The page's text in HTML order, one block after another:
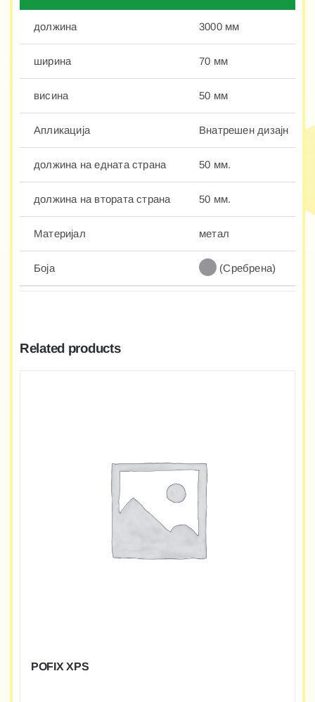
должина 3000 мм
ширина 70 мм
висина 50 мм
Апликација Внатрешен дизајн
должина на едната страна 50 мм.
должина на втората страна 50 мм.
Материјал метал
Боја (Сребрена)
Related products
POFIX XPS